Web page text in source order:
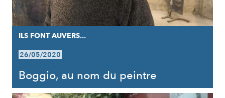
ILS FONT AUVERS...
26/05/2020
Boggio, au nom du peintre